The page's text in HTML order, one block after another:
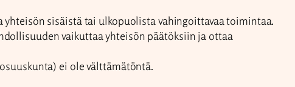
yhteisön sisäistä tai ulkopuolista vahingoittavaa toimintaa.
vaikuttaa yhteisön päätöksiin ja ottaa
ei ole välttämätöntä.